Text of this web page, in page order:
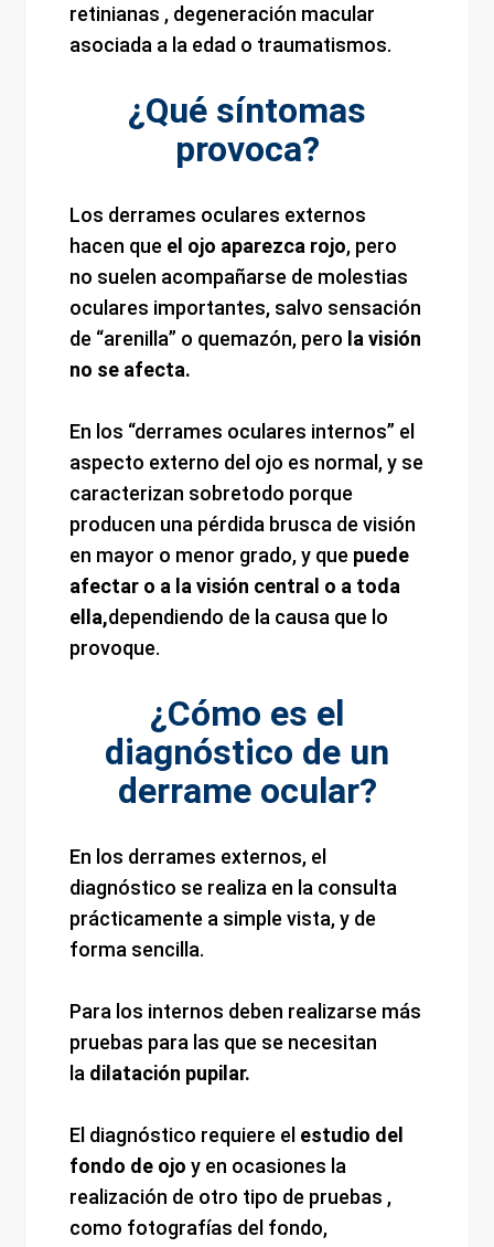
retinianas , degeneración macular
asociada a la edad o traumatismos.
¿Qué síntomas
provoca?
Los derrames oculares externos
hacen que el ojo aparezca rojo, pero
no suelen acompañarse de molestias
oculares importantes, salvo sensación
de “arenilla” o quemazón, pero la visión
no se afecta.
En los “derrames oculares internos” el
aspecto externo del ojo es normal, y se
caracterizan sobretodo porque
producen una pérdida brusca de visión
en mayor o menor grado, y que puede
afectar o a la visión central o a toda
ella,dependiendo de la causa que lo
provoque.
¿Cómo es el
diagnóstico de un
derrame ocular?
En los derrames externos, el
diagnóstico se realiza en la consulta
prácticamente a simple vista, y de
forma sencilla.
Para los internos deben realizarse más
pruebas para las que se necesitan
la dilatación pupilar.
El diagnóstico requiere el estudio del
fondo de ojo y en ocasiones la
realización de otro tipo de pruebas ,
como fotografías del fondo,